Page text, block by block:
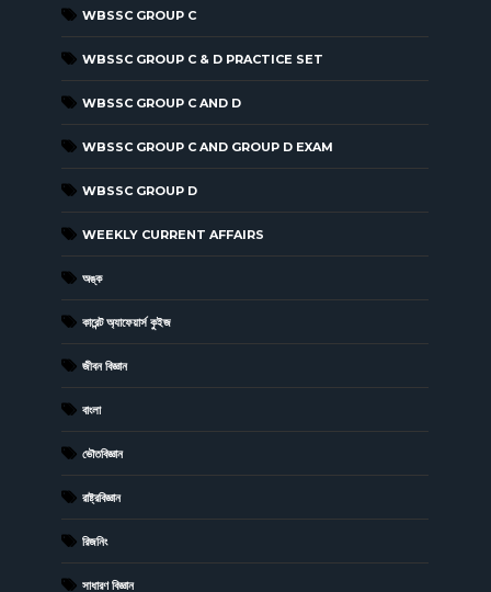
WBSSC GROUP C
WBSSC GROUP C & D PRACTICE SET
WBSSC GROUP C AND D
WBSSC GROUP C AND GROUP D EXAM
WBSSC GROUP D
WEEKLY CURRENT AFFAIRS
অঙ্ক
কারেন্ট অ্যাফেয়ার্স কুইজ
জীবন বিজ্ঞান
বাংলা
ভৌতবিজ্ঞান
রাষ্ট্রবিজ্ঞান
রিজনিং
সাধারণ বিজ্ঞান